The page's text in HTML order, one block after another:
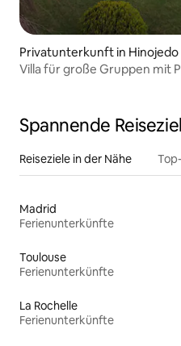
Privatunterkunft in Hinojedo
Villa für große Gruppen mit
Spannende
Reiseziele in der Nähe
Madrid
Ferienunterkünfte
Toulouse
Ferienunterkünfte
La Rochelle
Ferienunterkünfte